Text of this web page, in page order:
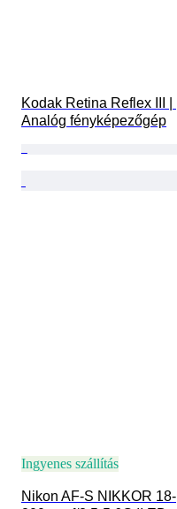
Kodak Retina Reflex III |
Analóg fényképezőgép
Ingyenes szállítás
Nikon AF-S NIKKOR 18-